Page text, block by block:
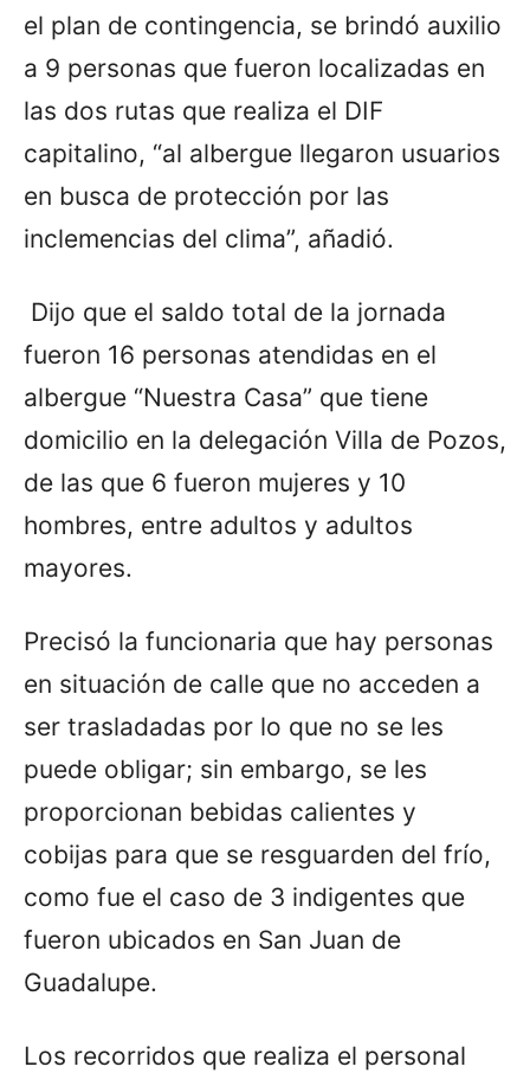
el plan de contingencia, se brindó auxilio
a 9 personas que fueron localizadas en
las dos rutas que realiza el DIF
capitalino, “al albergue llegaron usuarios
en busca de protección por las
inclemencias del clima”, añadió.
Dijo que el saldo total de la jornada
fueron 16 personas atendidas en el
albergue “Nuestra Casa” que tiene
domicilio en la delegación Villa de Pozos,
de las que 6 fueron mujeres y 10
hombres, entre adultos y adultos
mayores.
Precisó la funcionaria que hay personas
en situación de calle que no acceden a
ser trasladadas por lo que no se les
puede obligar; sin embargo, se les
proporcionan bebidas calientes y
cobijas para que se resguarden del frío,
como fue el caso de 3 indigentes que
fueron ubicados en San Juan de
Guadalupe.
Los recorridos que realiza el personal